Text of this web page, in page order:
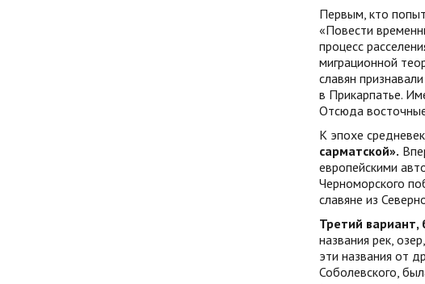
Первым, кто
«Повести
процесс
миграционной
славян
в Прикарпатье.
Отсюда
К эпохе
сарматской».
европейскими
Черноморского
славяне из
Третий вариант,
названия рек,
эти названия от
Соболевского,